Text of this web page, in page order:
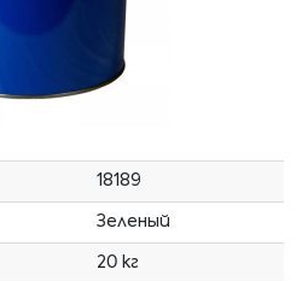
18189
Зеленый
20 кг